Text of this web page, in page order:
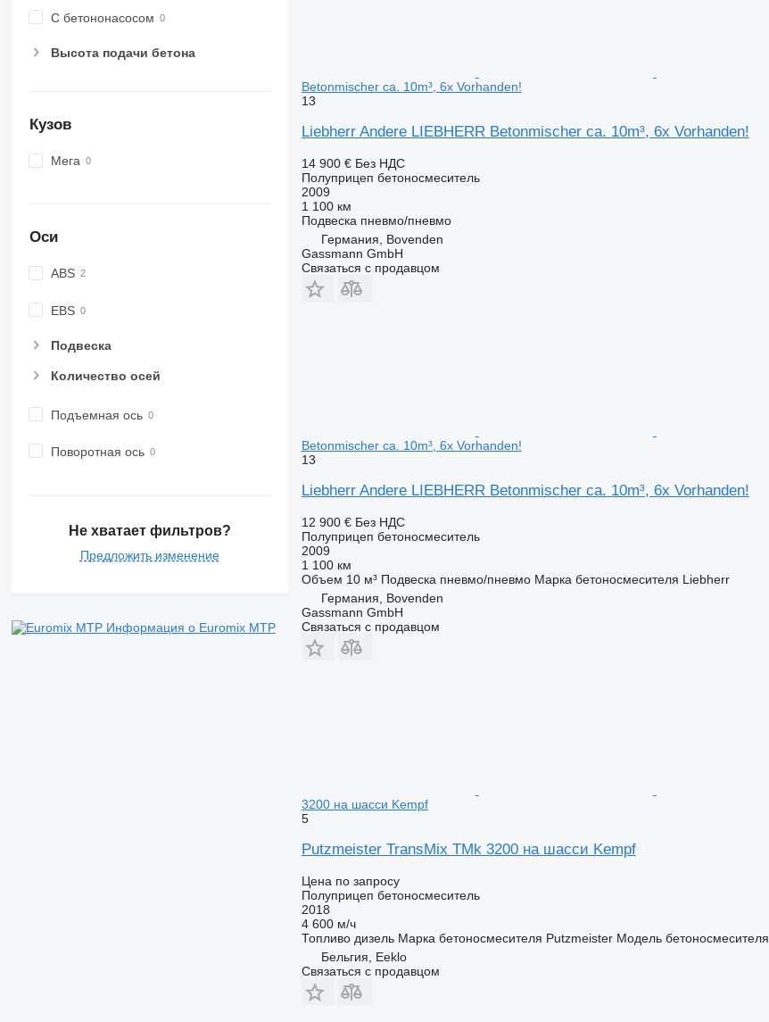
С бетононасосом
Высота подачи бетона
Кузов
Мега
Оси
ABS
EBS
Подвеска
Количество осей
Подъемная ось
Поворотная ось
Не хватает фильтров?
Предложить изменение
Информация о Euromix MTP
Betonmischer ca. 10m³, 6x Vorhanden!
13
Liebherr Andere LIEBHERR Betonmischer ca. 10m³, 6x Vorhanden!
14 900 € Без НДС
Полуприцеп бетоносмеситель
2009
1 100 км
Подвеска пневмо/пневмо
Германия, Bovenden
Gassmann GmbH
Связаться с продавцом
Betonmischer ca. 10m³, 6x Vorhanden!
13
Liebherr Andere LIEBHERR Betonmischer ca. 10m³, 6x Vorhanden!
12 900 € Без НДС
Полуприцеп бетоносмеситель
2009
1 100 км
Объем 10 м³ Подвеска пневмо/пневмо Марка бетоносмесителя Liebherr
Германия, Bovenden
Gassmann GmbH
Связаться с продавцом
3200 на шасси Kempf
5
Putzmeister TransMix TMk 3200 на шасси Kempf
Цена по запросу
Полуприцеп бетоносмеситель
2018
4 600 м/ч
Топливо дизель Марка бетоносмесителя Putzmeister Модель бетоносмесителя
Бельгия, Eeklo
Связаться с продавцом